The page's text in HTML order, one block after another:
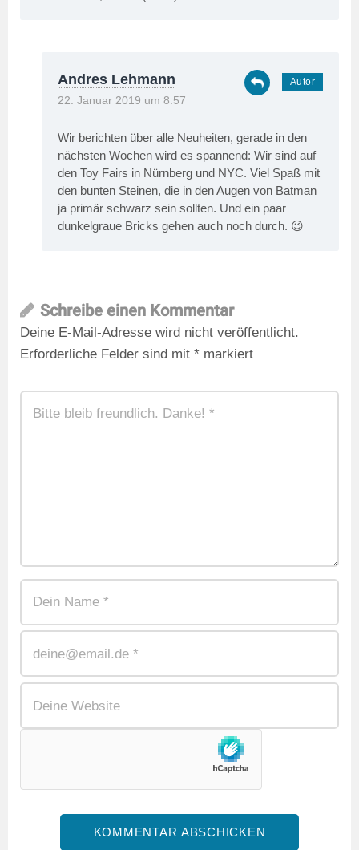
Andres Lehmann
22. Januar 2019 um 8:57
Wir berichten über alle Neuheiten, gerade in den
nächsten Wochen wird es spannend: Wir sind auf
den Toy Fairs in Nürnberg und NYC. Viel Spaß mit
den bunten Steinen, die in den Augen von Batman
ja primär schwarz sein sollten. Und ein paar
dunkelgraue Bricks gehen auch noch durch. 😉
Schreibe einen Kommentar
Deine E-Mail-Adresse wird nicht veröffentlicht.
Erforderliche Felder sind mit * markiert